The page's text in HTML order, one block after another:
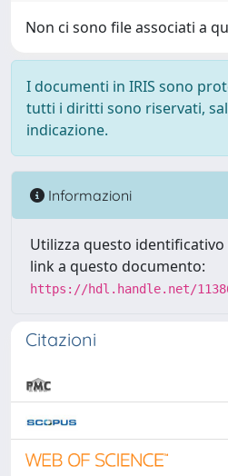
Non ci sono file associati a
I documenti in IRIS sono
tutti i diritti sono riservati,
indicazione.
Informazioni
Utilizza questo
link a questo documento:
https://hdl.handle.net/
Citazioni